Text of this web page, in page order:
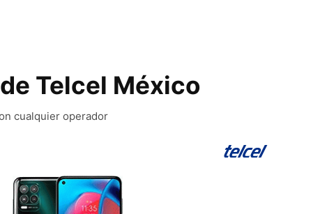
Telcel México
cualquier operador